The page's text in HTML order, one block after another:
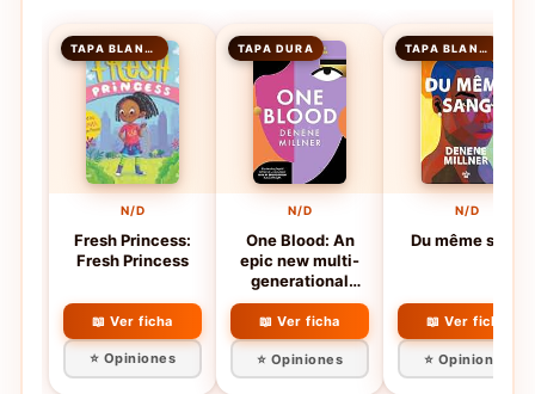
TAPA BLANDA
N/D
Fresh Princess:
Fresh Princess
📖 Ver ficha
⭐ Opiniones
TAPA DURA
N/D
One Blood: An
epic new multi-
generational
novel about Black
motherhood and
family secrets
from author
Denene Millner
📖 Ver ficha
⭐ Opiniones
TAPA BLANDA
N/D
Du même sang
📖 Ver ficha
⭐ Opiniones